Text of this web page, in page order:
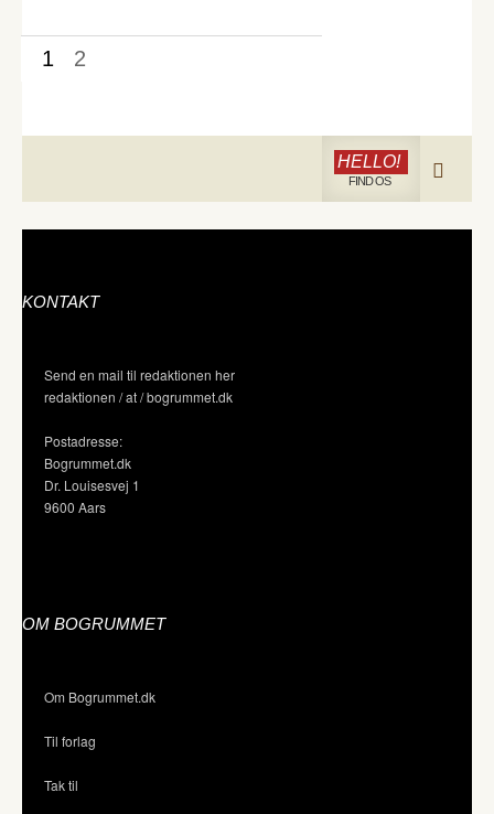
1 2
HELLO!
FIND OS
KONTAKT
Send en mail til redaktionen her
redaktionen / at / bogrummet.dk
Postadresse:
Bogrummet.dk
Dr. Louisesvej 1
9600 Aars
OM BOGRUMMET
Om Bogrummet.dk
Til forlag
Tak til